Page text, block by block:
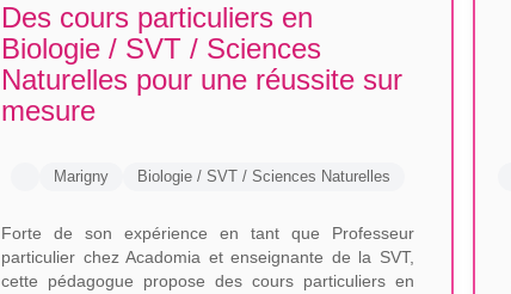
Des cours particuliers en
Biologie / SVT / Sciences
Naturelles pour une réussite sur
mesure
Marigny Biologie / SVT / Sciences Naturelles
Forte de son expérience en tant que Professeur
particulier chez Acadomia et enseignante de la SVT,
cette pédagogue propose des cours particuliers en